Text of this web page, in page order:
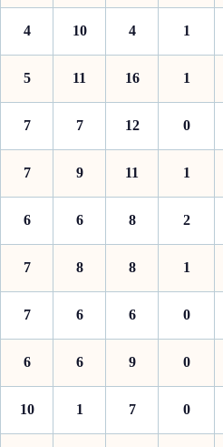
4 10 4 1
5 11 16 1
7 7 12 0
7 9 11 1
6 6 8 2
7 8 8 1
7 6 6 0
6 6 9 0
10 1 7 0